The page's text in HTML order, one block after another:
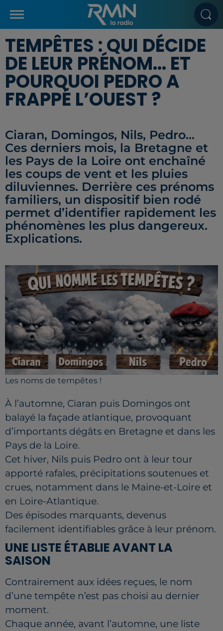
TEMPÊTES : QUI DÉCIDE
DE LEUR PRÉNOM… ET
POURQUOI PEDRO A
FRAPPÉ L’OUEST ?
Ciaran, Domingos, Nils, Pedro…
Ces derniers mois, la Bretagne et
les Pays de la Loire ont enchaîné
les coups de vent et les pluies
diluviennes. Derrière ces prénoms
familiers, un dispositif bien rodé
permet d’identifier rapidement les
phénomènes les plus dangereux.
Explications.
Les noms de tempêtes !
À l’automne, Ciaran puis Domingos ont
balayé la façade atlantique, provoquant
d’importants dégâts en Bretagne et dans les
Pays de la Loire.
Cet hiver, Nils puis Pedro ont à leur tour
apporté rafales, précipitations soutenues et
crues, notamment dans le Maine-et-Loire et
en Loire-Atlantique.
Des épisodes marquants, devenus
facilement identifiables grâce à leur prénom.
UNE LISTE ÉTABLIE AVANT LA
SAISON
Contrairement aux idées reçues, le nom
d’une tempête n’est pas choisi au dernier
moment.
Chaque année, avant l’automne, une liste